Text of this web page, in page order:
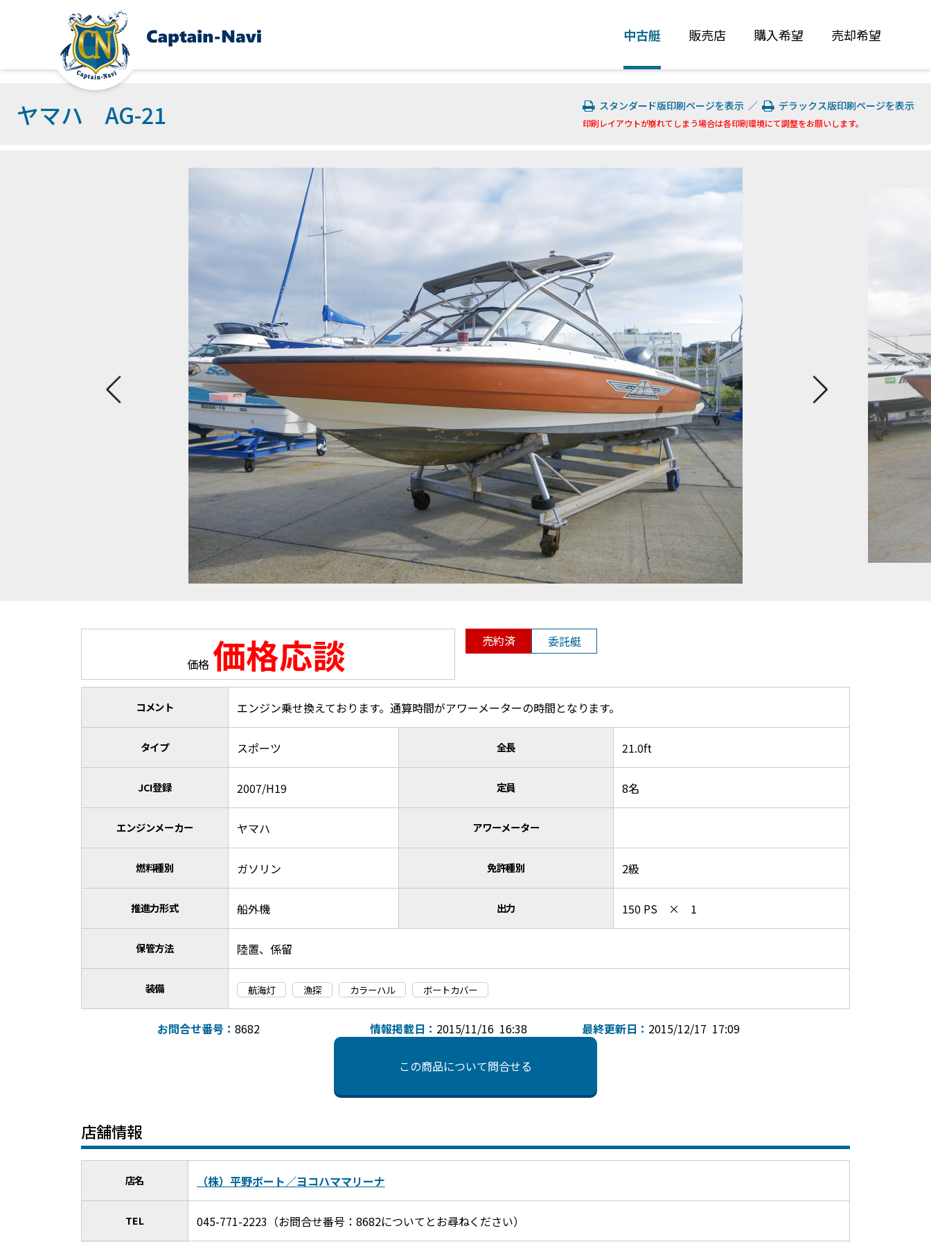
中古艇 販売店 購入希望 売却希望
ヤマハ AG-21 スタンダード版印刷ページを表示 ／ デラックス版印刷ページを表示
印刷レイアウトが崩れてしまう場合は各印刷環境にて調整をお願いします。
価格 価格応談 売約済 委託艇
コメント エンジン乗せ換えております。通算時間がアワーメーターの時間となります。
タイプ スポーツ 全長 21.0ft
JCI登録 2007/H19 定員 8名
エンジンメーカー ヤマハ アワーメーター
燃料種別 ガソリン 免許種別 2級
推進力形式 船外機 出力 150 PS × 1
保管方法 陸置、係留
装備 航海灯 漁探 カラーハル ボートカバー
お問合せ番号： 8682 情報掲載日： 2015/11/16 16:38 最終更新日： 2015/12/17 17:09
この商品について問合せる
店舗情報
店名 （株）平野ボート／ヨコハママリーナ
TEL 045-771-2223（お問合せ番号：8682についてとお尋ねください）